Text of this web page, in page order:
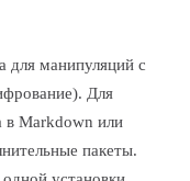
для манипуляций с
Для
в Markdown или
пакеты.